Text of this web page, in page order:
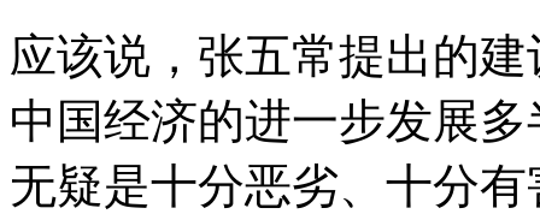
应该说，张五常提出的
中国经济的进一步发展
无疑是十分恶劣、十分